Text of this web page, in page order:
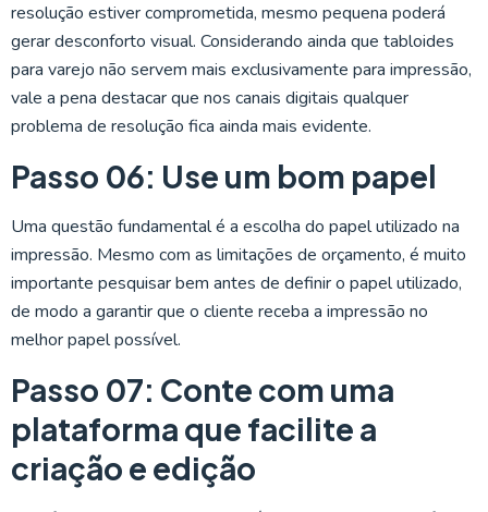
resolução estiver comprometida, mesmo pequena poderá
gerar desconforto visual. Considerando ainda que tabloides
para varejo não servem mais exclusivamente para impressão,
vale a pena destacar que nos canais digitais qualquer
problema de resolução fica ainda mais evidente.
Passo 06: Use um bom papel
Uma questão fundamental é a escolha do papel utilizado na
impressão. Mesmo com as limitações de orçamento, é muito
importante pesquisar bem antes de definir o papel utilizado,
de modo a garantir que o cliente receba a impressão no
melhor papel possível.
Passo 07: Conte com uma
plataforma que facilite a
criação e edição